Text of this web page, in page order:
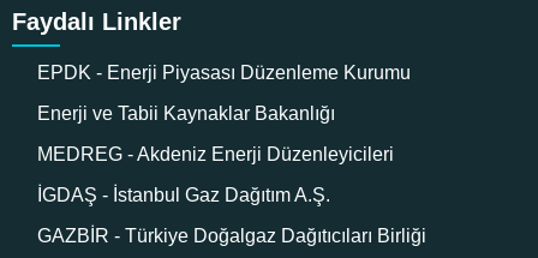
Faydalı Linkler
EPDK - Enerji Piyasası Düzenleme Kurumu
Enerji ve Tabii Kaynaklar Bakanlığı
MEDREG - Akdeniz Enerji Düzenleyicileri
İGDAŞ - İstanbul Gaz Dağıtım A.Ş.
GAZBİR - Türkiye Doğalgaz Dağıtıcıları Birliği